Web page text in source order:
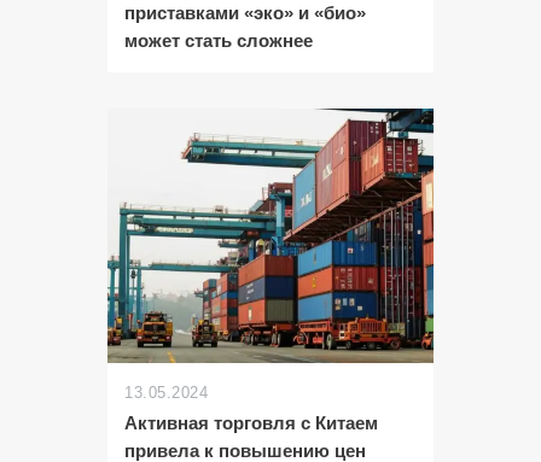
приставками «эко» и «био»
может стать сложнее
13.05.2024
Активная торговля с Китаем
привела к повышению цен